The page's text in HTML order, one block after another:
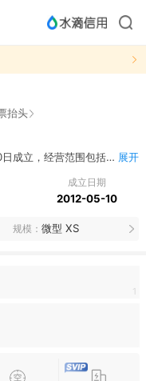
抬头
简介：彭水县东照苗木种植园,2012年05月10日成立，经营范围包括苗木种植、销售；观光服务；电子商务。（依法须经批准的项目，经相关部门批准后方可开展经营活动）★★★ 展开
成立日期
2012-05-10
规模 微型 XS
1